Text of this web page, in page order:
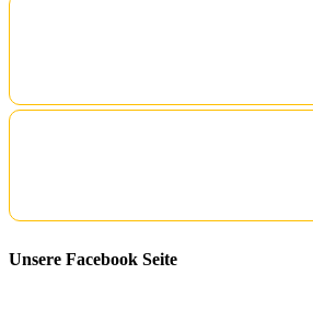
Unsere Facebook Seite